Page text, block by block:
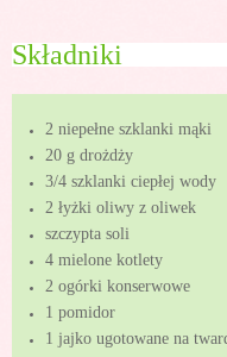
Składniki
2 niepełne szklanki mąki
20 g drożdży
3/4 szklanki ciepłej wody
2 łyżki oliwy z oliwek
szczypta soli
4 mielone kotlety
2 ogórki konserwowe
1 pomidor
1 jajko ugotowane na